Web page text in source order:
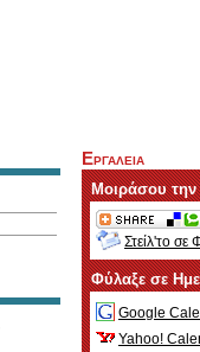
Εργαλεια
Μοιράσου
Στείλ'το σε
Φύλαξε σε
Google
Yahoo!